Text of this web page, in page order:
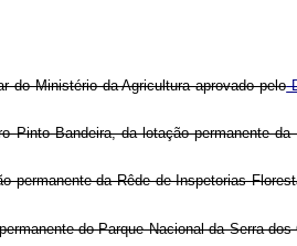
do Ministério da Agricultura aprovado pelo
Bandeira, da lotação permanente
da Rêde de Inspetorias
do Parque Nacional da Serra